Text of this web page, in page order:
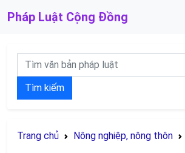
Pháp Luật Cộng Đồng
Tìm kiếm
Trang chủ Nông nghiệp, nông thôn